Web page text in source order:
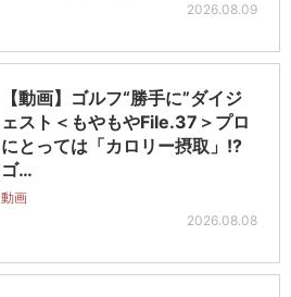
2026.08.09
【動画】ゴルフ“勝手に”ダイジ
ェスト＜もやもやFile.37＞プロ
にとっては「カロリー摂取」!?
ゴ…
動画
2026.08.08